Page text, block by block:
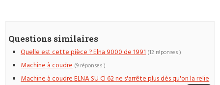
Questions similaires
Quelle est cette pièce ? Elna 9000 de 1991 (12 réponses )
Machine à coudre (9 réponses )
Machine à coudre ELNA SU Cl 62 ne s'arrête plus dès qu'on la relie